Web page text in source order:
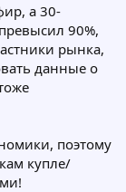
а 30-
90%,
рынка,
данные о
поэтому
купле/